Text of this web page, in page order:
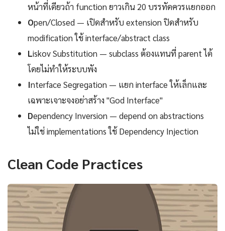
หน้าที่เดียวถ้า function ยาวเกิน 20 บรรทัดควรแยกออก
Open/Closed — เปิดสำหรับ extension ปิดสำหรับ
modification ใช้ interface/abstract class
Liskov Substitution — subclass ต้องแทนที่ parent ได้
โดยไม่ทำให้ระบบพัง
Interface Segregation — แยก interface ให้เล็กและ
เฉพาะเจาะจงอย่าสร้าง "God Interface"
Dependency Inversion — depend on abstractions
ไม่ใช่ implementations ใช้ Dependency Injection
Clean Code Practices